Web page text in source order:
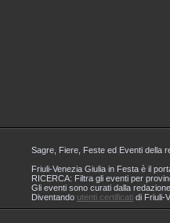
Sagre, Fiere, Feste ed Eventi della
Friuli-Venezia Giulia in Festa è il
RICERCA: Filtra gli eventi per
Gli eventi sono curati dalla
Diventando utenti certificati di Friuli-